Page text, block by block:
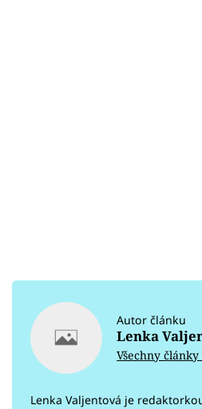
Autor článku
Lenka
Všechny
Lenka Valjentová je